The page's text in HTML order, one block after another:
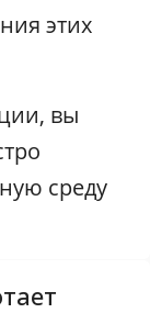
этих
вы
среду